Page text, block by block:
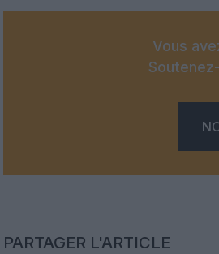
Vous
PARTAGER L'ARTICLE